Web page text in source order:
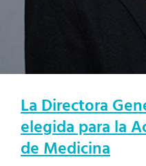
La Directora
elegida para la
de Medicina